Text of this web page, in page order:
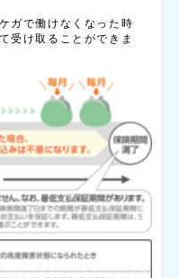
ガで働けなくなった時
受け取ることができま